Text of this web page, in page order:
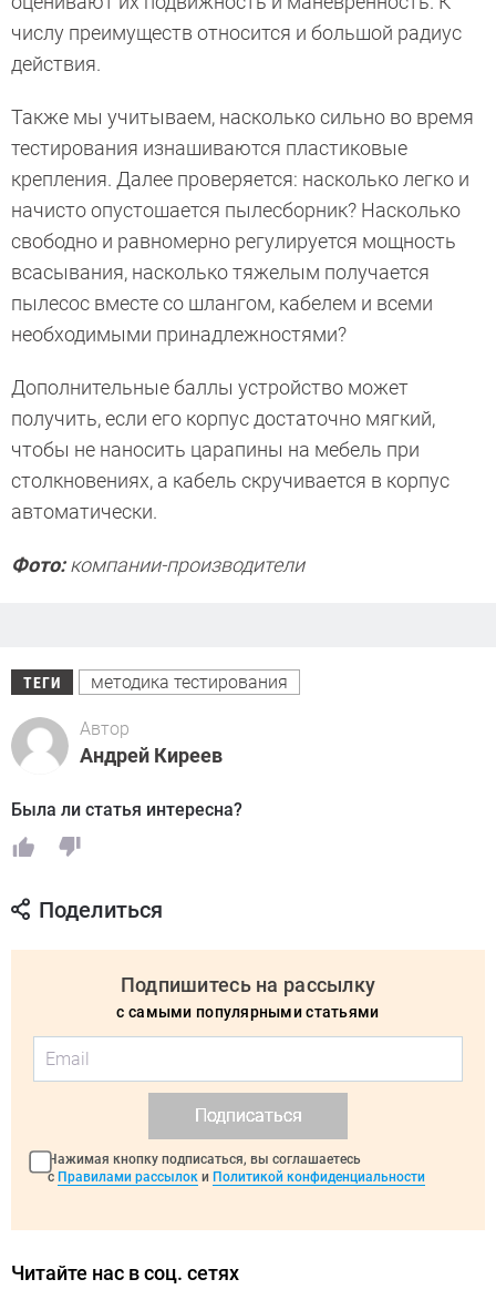
числу преимуществ относится и большой радиус
действия.
Также мы учитываем, насколько сильно во время
тестирования изнашиваются пластиковые
крепления. Далее проверяется: насколько легко и
начисто опустошается пылесборник? Насколько
свободно и равномерно регулируется мощность
всасывания, насколько тяжелым получается
пылесос вместе со шлангом, кабелем и всеми
необходимыми принадлежностями?
Дополнительные баллы устройство может
получить, если его корпус достаточно мягкий,
чтобы не наносить царапины на мебель при
столкновениях, а кабель скручивается в корпус
автоматически.
Фото:компании-производители
ТЕГИ методика тестирования
Автор
Андрей Киреев
Была ли статья интересна?
Поделиться
Подпишитесь на рассылку
с самыми популярными статьями
Подписаться
Нажимая кнопку подписаться, вы соглашаетесь
с Правилами рассылок и Политикой конфиденциальности
Читайте нас в соц. сетях